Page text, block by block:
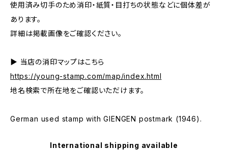
使用済み切手のため消印・紙質・目打ちの状態などに個体差が
あります。
詳細は掲載画像をご確認ください。
▶ 当店の消印マップはこちら
https://young-stamp.com/map/index.html
地名検索で所在地をご確認いただけます。
German used stamp with GIENGEN postmark (1946).
International shipping available